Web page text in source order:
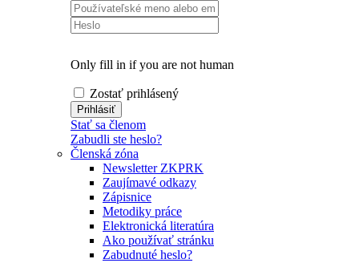
Only fill in if you are not human
Zostať prihlásený
Stať sa členom
Zabudli ste heslo?
Členská zóna
Newsletter ZKPRK
Zaujímavé odkazy
Zápisnice
Metodiky práce
Elektronická literatúra
Ako používať stránku
Zabudnuté heslo?